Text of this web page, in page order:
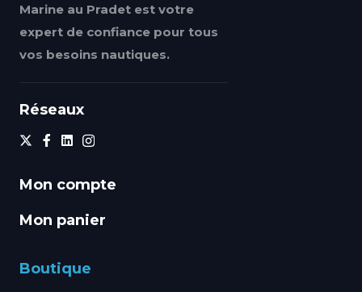
Marine au Pradet est votre
expert de confiance pour tous
vos besoins nautiques.
Réseaux
Mon compte
Mon panier
Boutique